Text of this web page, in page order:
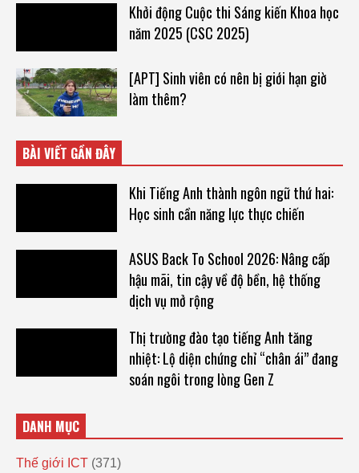
Khởi động Cuộc thi Sáng kiến Khoa học
năm 2025 (CSC 2025)
[APT] Sinh viên có nên bị giới hạn giờ
làm thêm?
BÀI VIẾT GẦN ĐÂY
Khi Tiếng Anh thành ngôn ngữ thứ hai:
Học sinh cần năng lực thực chiến
ASUS Back To School 2026: Nâng cấp
hậu mãi, tin cậy về độ bền, hệ thống
dịch vụ mở rộng
Thị trường đào tạo tiếng Anh tăng
nhiệt: Lộ diện chứng chỉ “chân ái” đang
soán ngôi trong lòng Gen Z
DANH MỤC
Thế giới ICT (371)